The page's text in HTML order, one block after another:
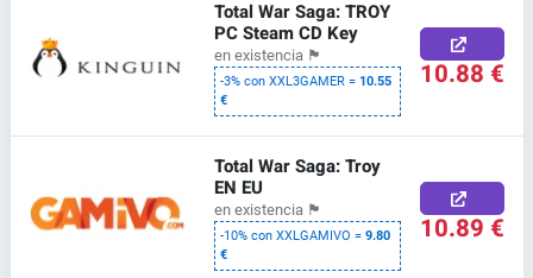
Total War Saga: TROY
PC Steam CD Key
en existencia 🏴
-3% con XXL3GAMER =10.55
€
10.88 €
Total War Saga: Troy
EN EU
en existencia 🏴
-10% con XXLGAMIVO =9.80
€
10.89 €